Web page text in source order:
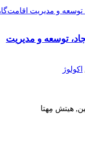
توسعه و مدیریت
اکولوژ
هیتش مِهتا